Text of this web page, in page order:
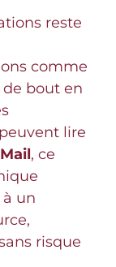
reste
comme
bout en
lire
, ce
un
risque